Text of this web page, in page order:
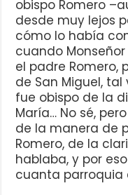
obispo Romero
desde muy lejos
cómo lo había
cuando
el padre Romero,
de San Miguel,
fue obispo de la
María… No sé,
de la manera de
Romero, de la
hablaba, y por
cuanta parroquia